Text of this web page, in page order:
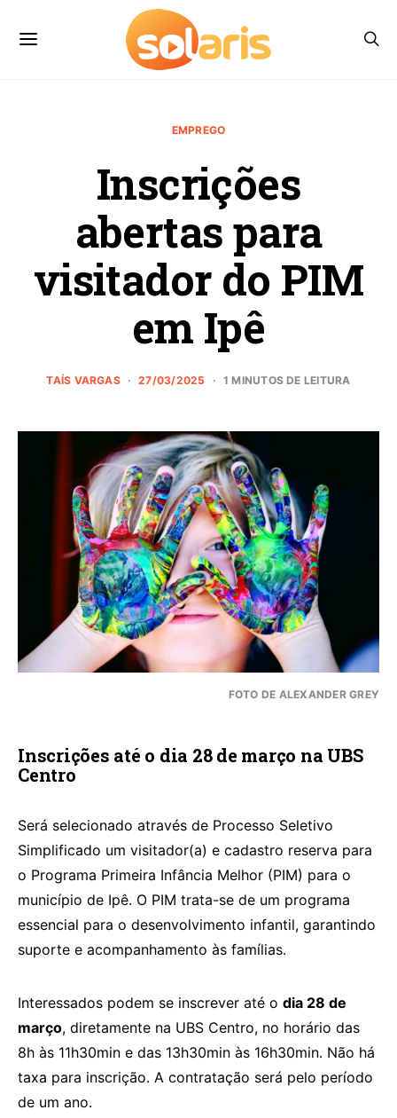
EMPREGO
Inscrições
abertas para
visitador do PIM
em Ipê
TAÍS VARGAS 27/03/2025 1 MINUTOS DE LEITURA
FOTO DE ALEXANDER GREY
Inscrições até o dia 28 de março na UBS
Centro
Será selecionado através de Processo Seletivo
Simplificado um visitador(a) e cadastro reserva para
o Programa Primeira Infância Melhor (PIM) para o
município de Ipê. O PIM trata-se de um programa
essencial para o desenvolvimento infantil, garantindo
suporte e acompanhamento às famílias.
Interessados podem se inscrever até o dia 28 de
março, diretamente na UBS Centro, no horário das
8h às 11h30min e das 13h30min às 16h30min. Não há
taxa para inscrição. A contratação será pelo período
de um ano.